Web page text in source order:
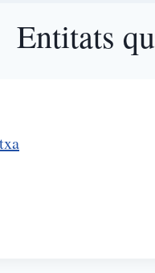
Entitats